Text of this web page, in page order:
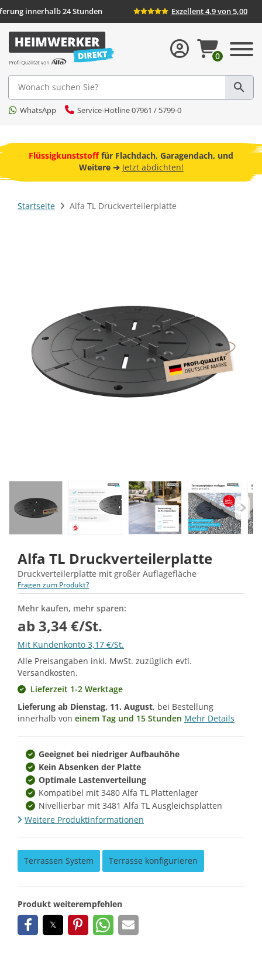
innerhalb 24 Stunden Exzellent 4,9 von 5,00
Suche
WhatsApp Service-Hotline 07961 / 5799-0
0
Flüssigkunststofffür Flachdach, Garagendach, und
Weitere ➔ Jetzt abdichten!
Startseite Alfa TL Druckverteilerplatte
Alfa TL Druckverteilerplatte
Druckverteilerplatte mit großer Auflagefläche
Fragen zum Produkt?
Mehr kaufen, mehr sparen:
ab 3,34 €/St.
Mit Kundenkonto 3,17 €/St.
Alle Preisangaben inkl. MwSt. zuzüglich evtl.
Versandkosten.
Lieferzeit 1-2 Werktage
Lieferung ab Dienstag, 11. August, bei Bestellung
innerhalb von einem Tag und 15 Stunden Mehr Details
Geeignet bei niedriger Aufbauhöhe
Kein Absenken der Platte
Optimale Lastenverteilung
Kompatibel mit 3480 Alfa TL Plattenlager
Nivellierbar mit 3481 Alfa TL Ausgleichsplatten
Weitere Produktinformationen
Terrassen System Terrasse konfigurieren
Produkt weiterempfehlen